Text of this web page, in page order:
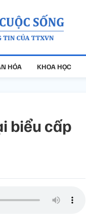
HÓA KHOA HỌC
biểu cấp